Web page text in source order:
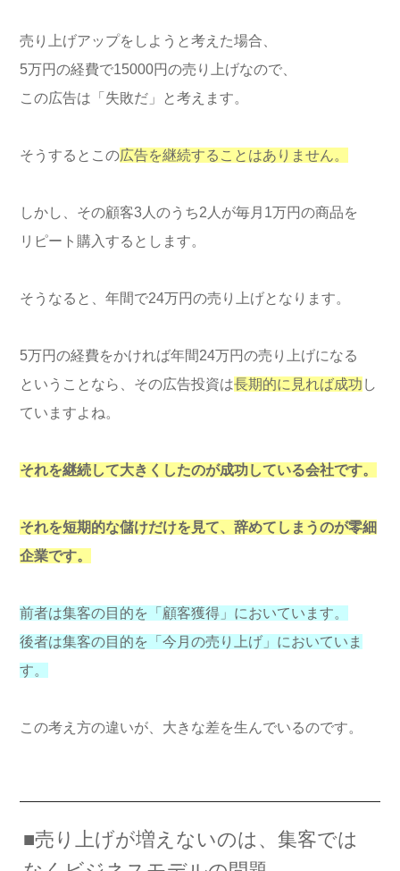
売り上げアップをしようと考えた場合、
5万円の経費で15000円の売り上げなので、
この広告は「失敗だ」と考えます。
そうするとこの広告を継続することはありません。
しかし、その顧客3人のうち2人が毎月1万円の商品を
リピート購入するとします。
そうなると、年間で24万円の売り上げとなります。
5万円の経費をかければ年間24万円の売り上げになる
ということなら、その広告投資は長期的に見れば成功 し
ていますよね。
それを継続して大きくしたのが成功している会社です。
それを短期的な儲けだけを見て、辞めてしまうのが零細
企業です。
前者は集客の目的を「顧客獲得」においています。
後者は集客の目的を「今月の売り上げ」においていま
す。
この考え方の違いが、大きな差を生んでいるのです。
■売り上げが増えないのは、集客では